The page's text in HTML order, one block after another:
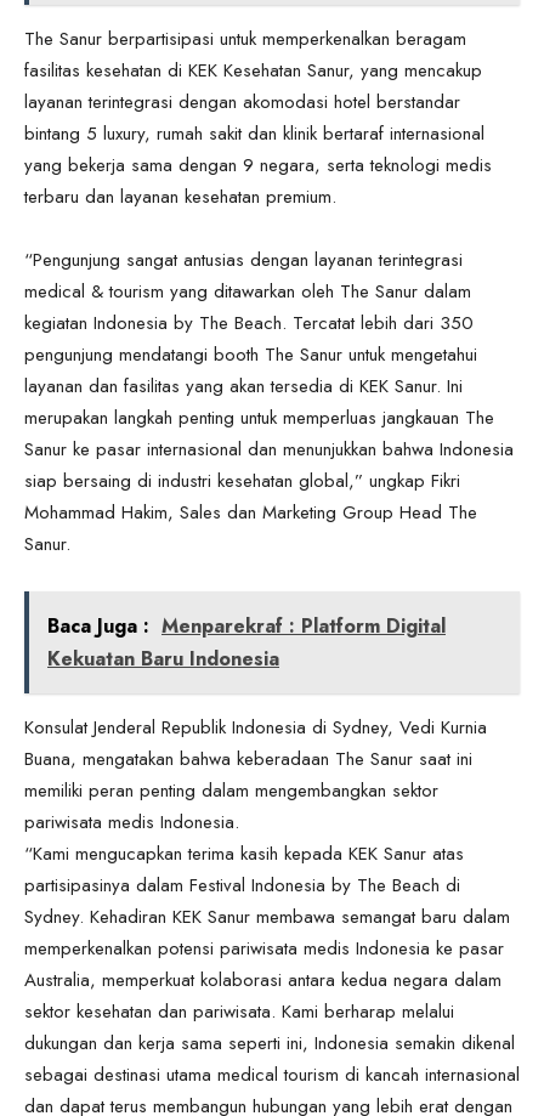
The Sanur berpartisipasi untuk memperkenalkan beragam
fasilitas kesehatan di KEK Kesehatan Sanur, yang mencakup
layanan terintegrasi dengan akomodasi hotel berstandar
bintang 5 luxury, rumah sakit dan klinik bertaraf internasional
yang bekerja sama dengan 9 negara, serta teknologi medis
terbaru dan layanan kesehatan premium.
“Pengunjung sangat antusias dengan layanan terintegrasi
medical & tourism yang ditawarkan oleh The Sanur dalam
kegiatan Indonesia by The Beach. Tercatat lebih dari 350
pengunjung mendatangi booth The Sanur untuk mengetahui
layanan dan fasilitas yang akan tersedia di KEK Sanur. Ini
merupakan langkah penting untuk memperluas jangkauan The
Sanur ke pasar internasional dan menunjukkan bahwa Indonesia
siap bersaing di industri kesehatan global,” ungkap Fikri
Mohammad Hakim, Sales dan Marketing Group Head The
Sanur.
Baca Juga : Menparekraf : Platform Digital
Kekuatan Baru Indonesia
Konsulat Jenderal Republik Indonesia di Sydney, Vedi Kurnia
Buana, mengatakan bahwa keberadaan The Sanur saat ini
memiliki peran penting dalam mengembangkan sektor
pariwisata medis Indonesia.
“Kami mengucapkan terima kasih kepada KEK Sanur atas
partisipasinya dalam Festival Indonesia by The Beach di
Sydney. Kehadiran KEK Sanur membawa semangat baru dalam
memperkenalkan potensi pariwisata medis Indonesia ke pasar
Australia, memperkuat kolaborasi antara kedua negara dalam
sektor kesehatan dan pariwisata. Kami berharap melalui
dukungan dan kerja sama seperti ini, Indonesia semakin dikenal
sebagai destinasi utama medical tourism di kancah internasional
dan dapat terus membangun hubungan yang lebih erat dengan